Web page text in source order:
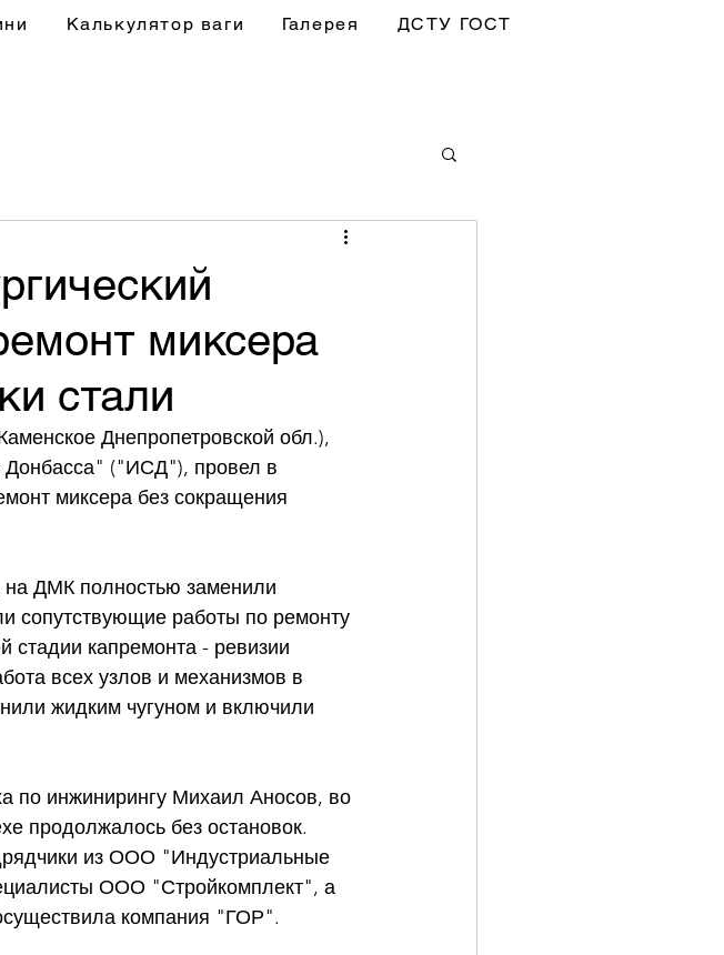
Калькулятор ваги Галерея ДСТУ ГОСТ
миксера
стали
Днепропетровской обл.),
("ИСД"), провел в
миксера без сокращения
ДМК полностью заменили
сопутствующие работы по ремонту
стадии капремонта - ревизии
всех узлов и механизмов в
жидким чугуном и включили
по инжинирингу Михаил Аносов, во
продолжалось без остановок.
из ООО "Индустриальные
ООО "Стройкомплект", а
компания "ГОР".